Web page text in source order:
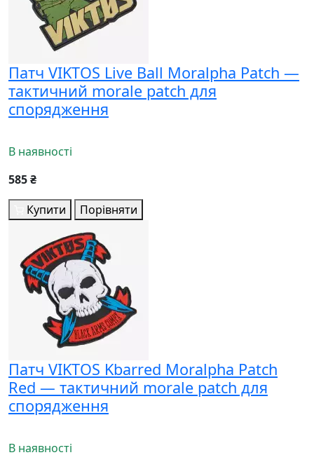
Патч VIKTOS Live Ball Moralpha Patch —
тактичний morale patch для
спорядження
В наявності
585 ₴
Купити
Порівняти
Патч VIKTOS Kbarred Moralpha Patch
Red — тактичний morale patch для
спорядження
В наявності